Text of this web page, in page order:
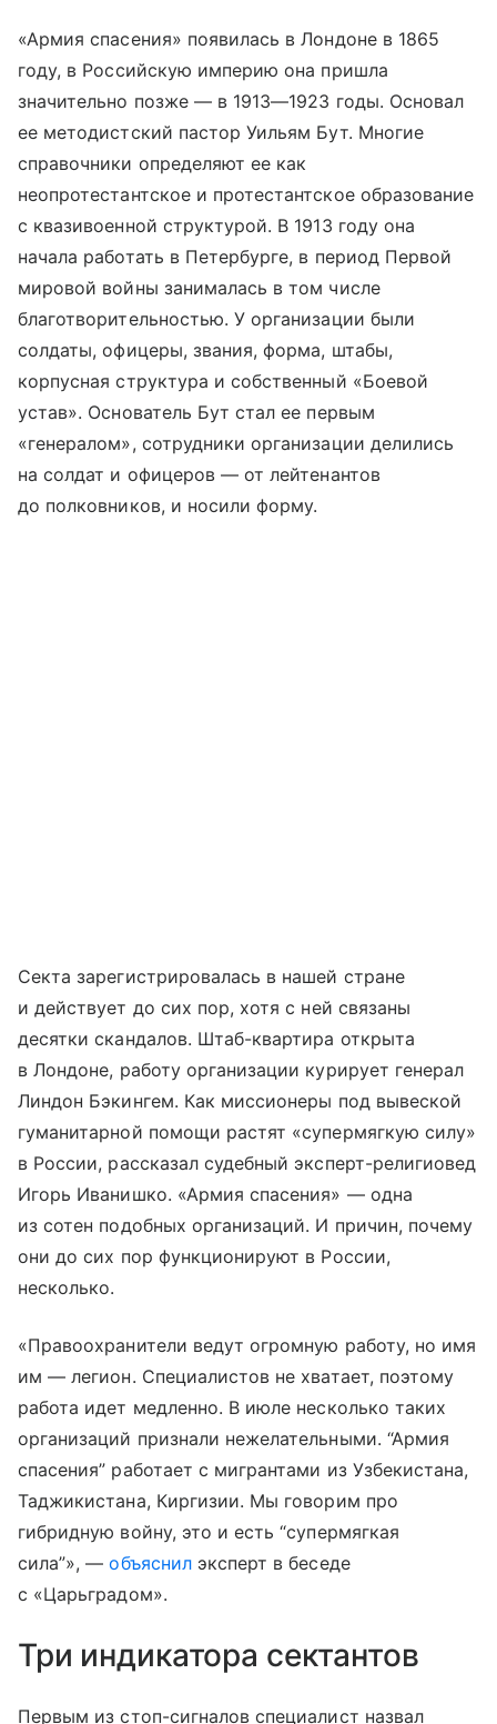
«Армия спасения» появилась в Лондоне в 1865
году, в Российскую империю она пришла
значительно позже — в 1913—1923 годы. Основал
ее методистский пастор Уильям Бут. Многие
справочники определяют ее как
неопротестантское и протестантское образование
с квазивоенной структурой. В 1913 году она
начала работать в Петербурге, в период Первой
мировой войны занималась в том числе
благотворительностью. У организации были
солдаты, офицеры, звания, форма, штабы,
корпусная структура и собственный «Боевой
устав». Основатель Бут стал ее первым
«генералом», сотрудники организации делились
на солдат и офицеров — от лейтенантов
до полковников, и носили форму.
Секта зарегистрировалась в нашей стране
и действует до сих пор, хотя с ней связаны
десятки скандалов. Штаб-квартира открыта
в Лондоне, работу организации курирует генерал
Линдон Бэкингем. Как миссионеры под вывеской
гуманитарной помощи растят «супермягкую силу»
в России, рассказал судебный эксперт-религиовед
Игорь Иванишко. «Армия спасения» — одна
из сотен подобных организаций. И причин, почему
они до сих пор функционируют в России,
несколько.
«Правоохранители ведут огромную работу, но имя
им — легион. Специалистов не хватает, поэтому
работа идет медленно. В июле несколько таких
организаций признали нежелательными. “Армия
спасения” работает с мигрантами из Узбекистана,
Таджикистана, Киргизии. Мы говорим про
гибридную войну, это и есть “супермягкая
сила”», —объяснилэксперт в беседе
с «Царьградом».
Три индикатора сектантов
Первым из стоп-сигналов специалист назвал